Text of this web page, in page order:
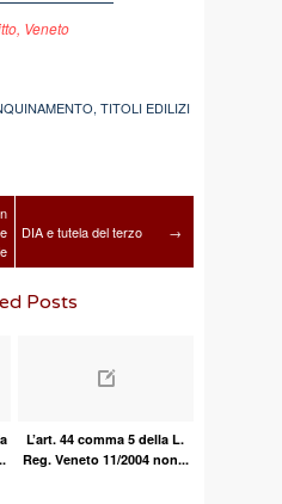
, Veneto
,TITOLI EDILIZI
DIA e tutela del terzo →
Posts
L’art. 44 comma 5 della L.
Reg. Veneto 11/2004 non...